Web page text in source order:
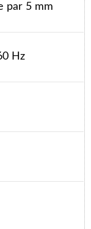
par 5 mm
Hz